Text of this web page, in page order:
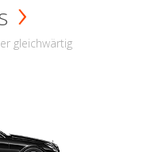
gleichwärtig